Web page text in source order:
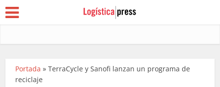
Portada »TerraCycle y Sanofi lanzan un programa de
reciclaje